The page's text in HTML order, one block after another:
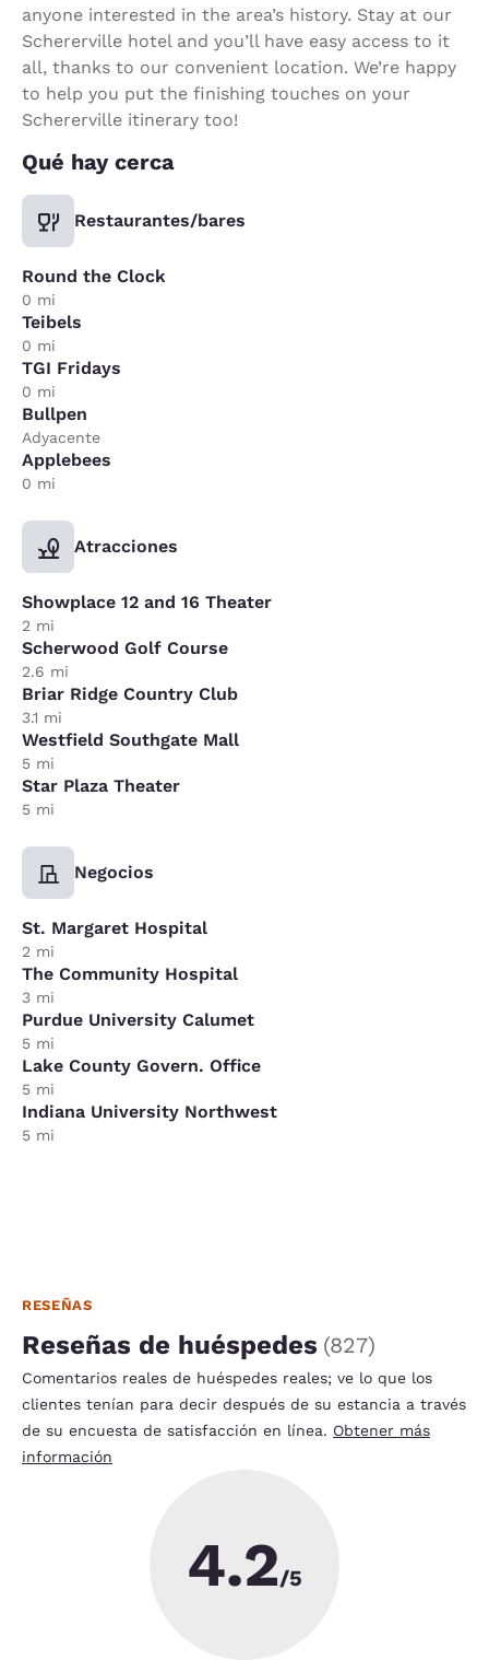
anyone interested in the area’s history. Stay at our
Schererville hotel and you’ll have easy access to it
all, thanks to our convenient location. We’re happy
to help you put the finishing touches on your
Schererville itinerary too!
Qué hay cerca
Restaurantes/bares
Round the Clock
0 mi
Teibels
0 mi
TGI Fridays
0 mi
Bullpen
Adyacente
Applebees
0 mi
Atracciones
Showplace 12 and 16 Theater
2 mi
Scherwood Golf Course
2.6 mi
Briar Ridge Country Club
3.1 mi
Westfield Southgate Mall
5 mi
Star Plaza Theater
5 mi
Negocios
St. Margaret Hospital
2 mi
The Community Hospital
3 mi
Purdue University Calumet
5 mi
Lake County Govern. Office
5 mi
Indiana University Northwest
5 mi
RESEÑAS
Reseñas de huéspedes (827)
Comentarios reales de huéspedes reales; ve lo que los
clientes tenían para decir después de su estancia a través
de su encuesta de satisfacción en línea. Obtener más
información
4.2/5